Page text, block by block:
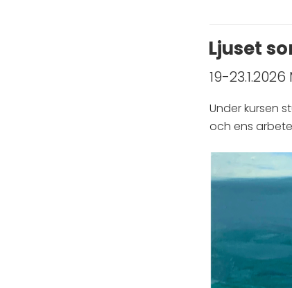
Ljuset
19-
Under kursen
och ens